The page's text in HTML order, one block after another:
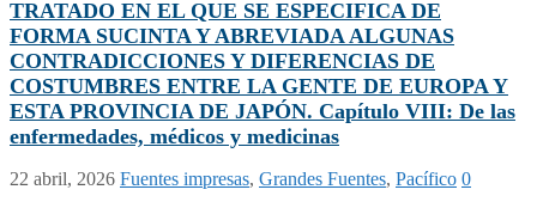
TRATADO EN EL QUE SE ESPECIFICA DE
FORMA SUCINTA Y ABREVIADA ALGUNAS
CONTRADICCIONES Y DIFERENCIAS DE
COSTUMBRES ENTRE LA GENTE DE EUROPA Y
ESTA PROVINCIA DE JAPÓN. Capítulo VIII: De las
enfermedades, médicos y medicinas
22 abril, 2026 Fuentes impresas, Grandes Fuentes, Pacífico 0